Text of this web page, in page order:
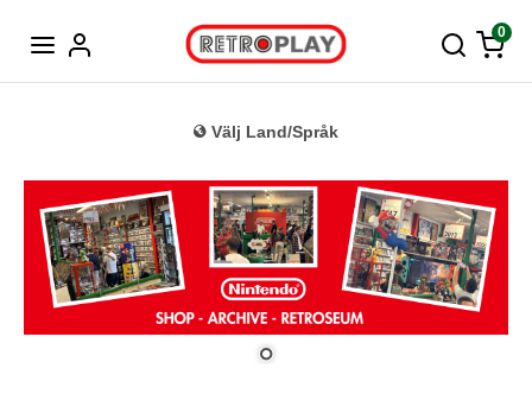
0
Välj Land/Språk